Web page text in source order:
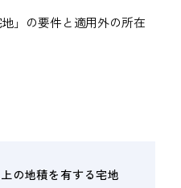
」の要件と適用外の所在
の地積を有する宅地